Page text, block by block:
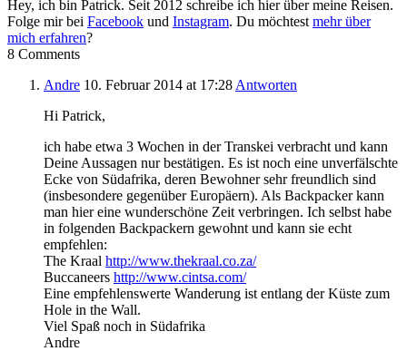
Hey, ich bin Patrick. Seit 2012 schreibe ich hier über meine Reisen.
Folge mir bei Facebook und Instagram. Du möchtest mehr über
mich erfahren?
8 Comments
Andre 10. Februar 2014 at 17:28 Antworten
Hi Patrick,
ich habe etwa 3 Wochen in der Transkei verbracht und kann
Deine Aussagen nur bestätigen. Es ist noch eine unverfälschte
Ecke von Südafrika, deren Bewohner sehr freundlich sind
(insbesondere gegenüber Europäern). Als Backpacker kann
man hier eine wunderschöne Zeit verbringen. Ich selbst habe
in folgenden Backpackern gewohnt und kann sie echt
empfehlen:
The Kraal http://www.thekraal.co.za/
Buccaneers http://www.cintsa.com/
Eine empfehlenswerte Wanderung ist entlang der Küste zum
Hole in the Wall.
Viel Spaß noch in Südafrika
Andre